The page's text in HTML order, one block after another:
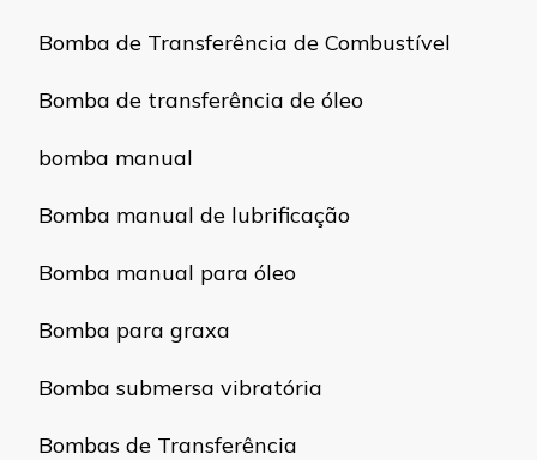
Bomba de Transferência de Combustível
Bomba de transferência de óleo
bomba manual
Bomba manual de lubrificação
Bomba manual para óleo
Bomba para graxa
Bomba submersa vibratória
Bombas de Transferência